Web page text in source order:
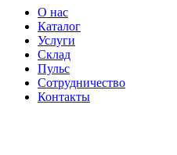
О нас
Каталог
Услуги
Склад
Пульс
Сотрудничество
Контакты